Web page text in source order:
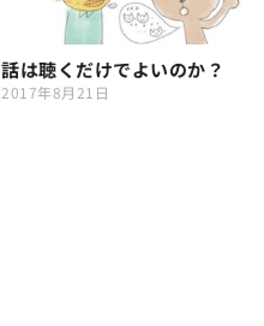
話は聴くだけでよいのか？
2017年8月21日